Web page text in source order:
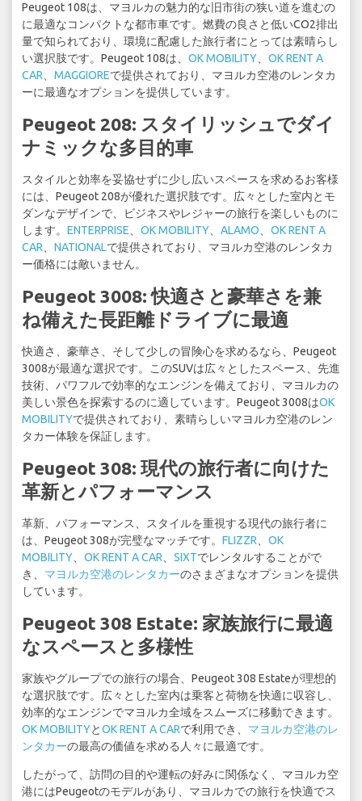
Peugeot 108は、マヨルカの魅力的な旧市街の狭い道を進むの
に最適なコンパクトな都市車です。燃費の良さと低いCO2排出
量で知られており、環境に配慮した旅行者にとっては素晴らし
い選択肢です。Peugeot 108は、 OK MOBILITY
OK RENT A
CAR
MAGGIOREで提供されており、マヨルカ空港のレンタカ
ーに最適なオプションを提供しています。
Peugeot 208: スタイリッシュでダイ
ナミックな多目的車
スタイルと効率を妥協せずに少し広いスペースを求めるお客様
には、Peugeot 208が優れた選択肢です。広々とした室内とモ
ダンなデザインで、ビジネスやレジャーの旅行を楽しいものに
します。 ENTERPRISE OK MOBILITY ALAMO
OK RENT A
CAR
NATIONALで提供されており、マヨルカ空港のレンタカ
ー価格には敵いません。
Peugeot 3008: 快適さと豪華さを兼
ね備えた長距離ドライブに最適
快適さ、豪華さ、そして少しの冒険心を求めるなら、Peugeot
3008が最適な選択です。このSUVは広々としたスペース、先進
技術、パワフルで効率的なエンジンを備えており、マヨルカの
美しい景色を探索するのに適しています。Peugeot 3008はOK
MOBILITYで提供されており、素晴らしいマヨルカ空港のレン
タカー体験を保証します。
Peugeot 308: 現代の旅行者に向けた
革新とパフォーマンス
革新、パフォーマンス、スタイルを重視する現代の旅行者に
は、Peugeot 308が完璧なマッチです。 FLIZZR
OK
MOBILITY
OK RENT A CAR SIXTでレンタルすることがで
き、 マヨルカ空港のレンタカーのさまざまなオプションを提供
しています。
Peugeot 308 Estate: 家族旅行に最適
なスペースと多様性
家族やグループでの旅行の場合、Peugeot 308 Estateが理想的
な選択肢です。広々とした室内は乗客と荷物を快適に収容し、
効率的なエンジンでマヨルカ全域をスムーズに移動できます。
OK MOBILITYとOK RENT A CARで利用でき、 マヨルカ空港のレ
ンタカーの最高の価値を求める人々に最適です。
したがって、訪問の目的や運転の好みに関係なく、マヨルカ空
港にはPeugeotのモデルがあり、マヨルカでの旅行を快適でス